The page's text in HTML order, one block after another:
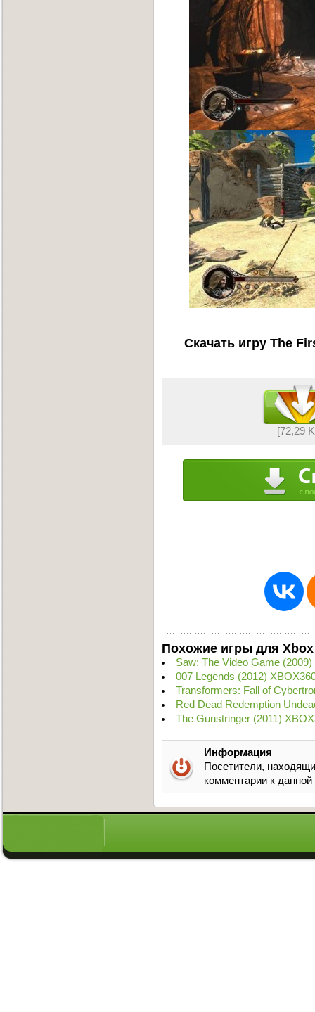
Скачать игру The
[72,29
Похожие игры для Xbox
Saw: The Video Game
007 Legends (2012)
Transformers: Fall of
Red Dead Redemption
The Gunstringer (2011)
Информация
Посетители,
комментарии к